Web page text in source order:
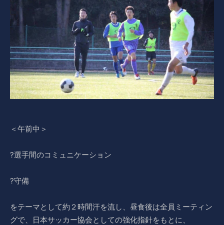
＜午前中＞
?選手間のコミュニケーション
?守備
をテーマとして約２時間汗を流し、昼食後は全員ミーティン
グで、日本サッカー協会としての強化指針をもとに、